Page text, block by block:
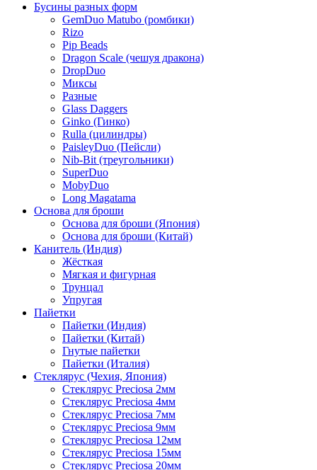
Бусины разных форм
GemDuo Matubo (ромбики)
Rizo
Pip Beads
Dragon Scale (чешуя дракона)
DropDuo
Миксы
Разные
Glass Daggers
Ginko (Гинко)
Rulla (цилиндры)
PaisleyDuo (Пейсли)
Nib-Bit (треугольники)
SuperDuo
MobyDuo
Long Magatama
Основа для броши
Основа для броши (Япония)
Основа для броши (Китай)
Канитель (Индия)
Жёсткая
Мягкая и фигурная
Трунцал
Упругая
Пайетки
Пайетки (Индия)
Пайетки (Китай)
Гнутые пайетки
Пайетки (Италия)
Стеклярус (Чехия, Япония)
Стеклярус Preciosa 2мм
Стеклярус Preciosa 4мм
Стеклярус Preciosa 7мм
Стеклярус Preciosa 9мм
Стеклярус Preciosa 12мм
Стеклярус Preciosa 15мм
Стеклярус Preciosa 20мм